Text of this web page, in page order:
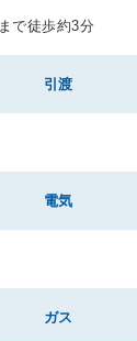
で徒歩約3分
引渡
電気
ガス